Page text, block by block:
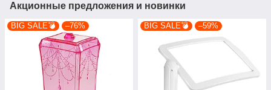
Акционные предложения и новинки
BIG SALE💣 –76% BIG SALE💣 –59%